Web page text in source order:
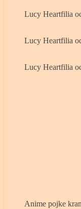
Lucy Heartfilia
Lucy Heartfilia
Lucy Heartfilia
Anime pojke